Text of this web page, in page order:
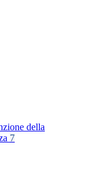
della
7